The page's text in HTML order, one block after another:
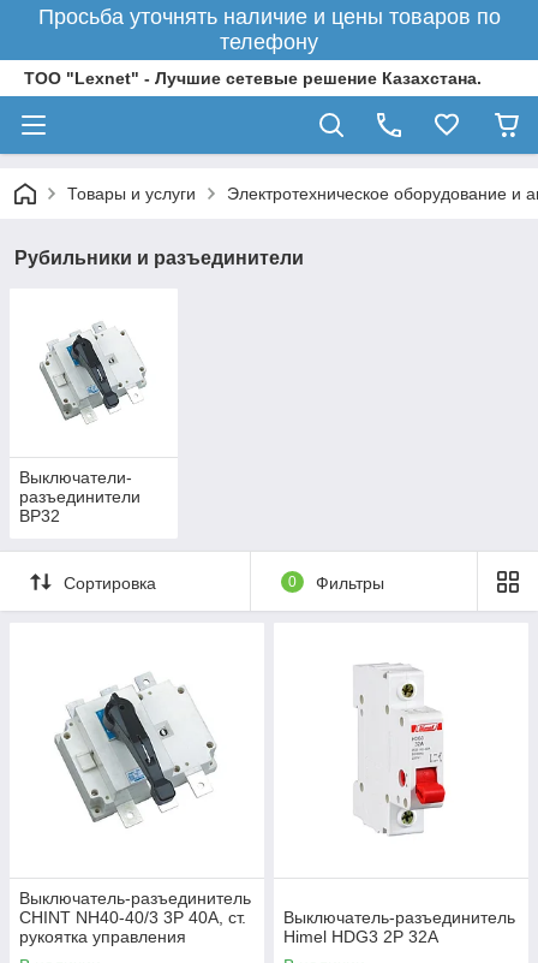
Просьба уточнять наличие и цены товаров по
телефону
ТОО "Lexnet" - Лучшие сетевые решение Казахстана.
Товары и услуги Электротехническое оборудование и
Рубильники и разъединители
Выключатели-
разъединители
ВР32
Сортировка 0 Фильтры
Выключатель-разъединитель
CHINT NH40-40/3 3P 40А, ст.
рукоятка управления
Выключатель-разъединитель
Himel HDG3 2Р 32А